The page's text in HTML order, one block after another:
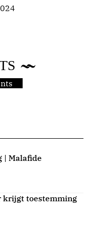
| Malafide
krijgt toestemming